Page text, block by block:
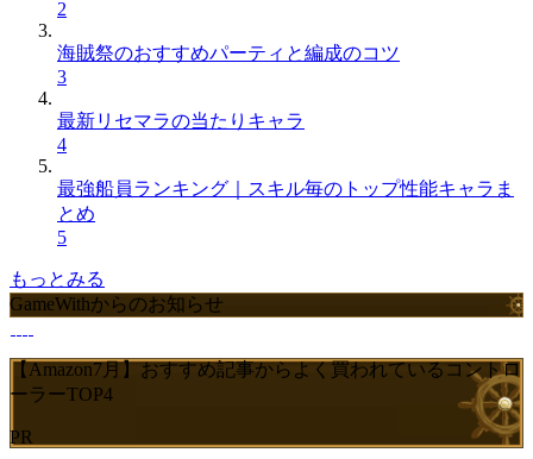
2
海賊祭のおすすめパーティと編成のコツ
3
最新リセマラの当たりキャラ
4
最強船員ランキング｜スキル毎のトップ性能キャラま
とめ
5
もっとみる
GameWithからのお知らせ
【Amazon7月】おすすめ記事からよく買われているコントロ
ーラーTOP4
PR